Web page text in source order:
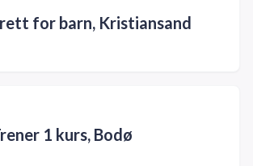
for barn, Kristiansand
1 kurs, Bodø